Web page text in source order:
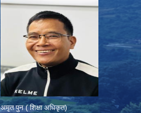
अमृत पुन ( शिक्षा अधिकृत)